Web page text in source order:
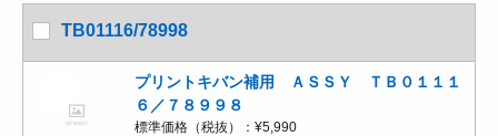
TB01116/78998
プリントキバン補用 ＡＳＳＹ ＴＢ０１１１
６／７８９９８
標準価格（税抜）： ¥5,990